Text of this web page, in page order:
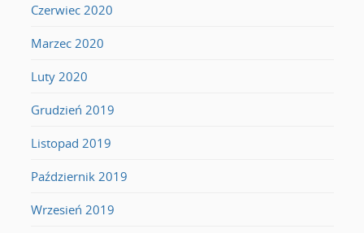
Czerwiec 2020
Marzec 2020
Luty 2020
Grudzień 2019
Listopad 2019
Październik 2019
Wrzesień 2019